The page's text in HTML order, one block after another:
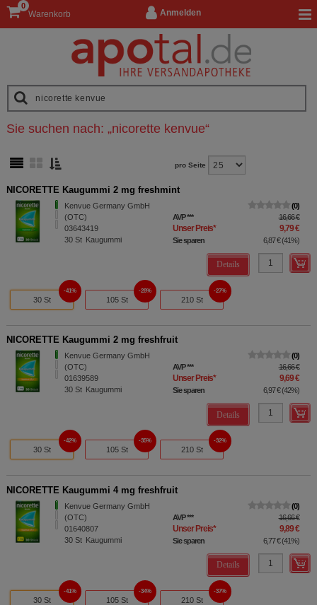
Anmelden
Warenkorb
0
Sie suchen nach: „nicorette kenvue“
pro Seite
NICORETTE Kaugummi 2 mg freshmint
Kenvue Germany GmbH
(OTC)
03643419
30 St Kaugummi
0
AVP*** 16,66 €
Unser Preis* 9,79 €
Sie sparen 6,87 €(41%)
Details
30 St
41%
105 St
28%
210 St
27%
NICORETTE Kaugummi 2 mg freshfruit
Kenvue Germany GmbH
(OTC)
01639589
30 St Kaugummi
0
AVP*** 16,66 €
Unser Preis* 9,69 €
Sie sparen 6,97 €(42%)
Details
30 St
42%
105 St
35%
210 St
32%
NICORETTE Kaugummi 4 mg freshfruit
Kenvue Germany GmbH
(OTC)
01640807
30 St Kaugummi
0
AVP*** 16,66 €
Unser Preis* 9,89 €
Sie sparen 6,77 €(41%)
Details
30 St
41%
105 St
34%
210 St
37%